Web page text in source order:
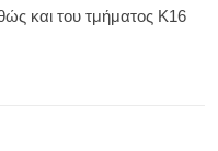
και του τμήματος Κ16